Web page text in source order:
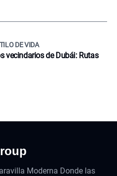
DE VIDA
vecindarios de Dubái: Rutas
Moderna Donde las